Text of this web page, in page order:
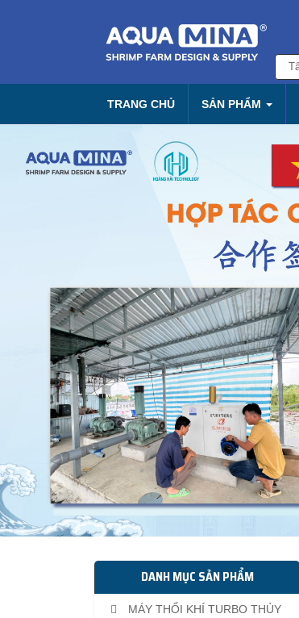
TRANG CHỦ SẢN PHẨM
DANH MỤC SẢN PHẨM
MÁY THỔI KHÍ TURBO THỦY